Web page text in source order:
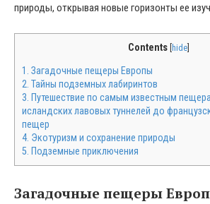
природы, открывая новые горизонты ее
Contents hide]
1. Загадочные пещеры Европы
2. Тайны подземных лабиринтов
3. Путешествие по самым известным
исландских лавовых туннелей до
пещер
4. Экотуризм и сохранение природы
5. Подземные приключения
Загадочные пещеры